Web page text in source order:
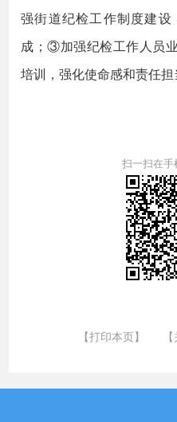
强街道纪检工作制度建
成；③加强纪检工作人员
培训，强化使命感和责任担
扫一扫在
【打印本页】